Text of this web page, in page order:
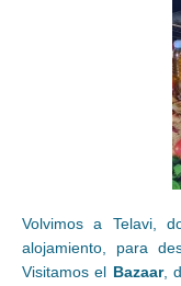
Volvimos a Telavi,
alojamiento, para
Visitamos el Bazaar,